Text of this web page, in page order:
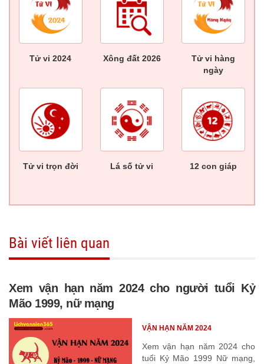
Tử vi 2024 Xông đất 2026
Tử vi hàng
ngày
Tử vi trọn đời Lá số tử vi 12 con giáp
Bài viết liên quan
Xem vận hạn năm 2024 cho người tuổi Kỷ
Mão 1999, nữ mạng
Xem vận hạn năm 2024 cho
tuổi Kỷ Mão 1999 Nữ mạng,
VẬN HẠN NĂM 2024